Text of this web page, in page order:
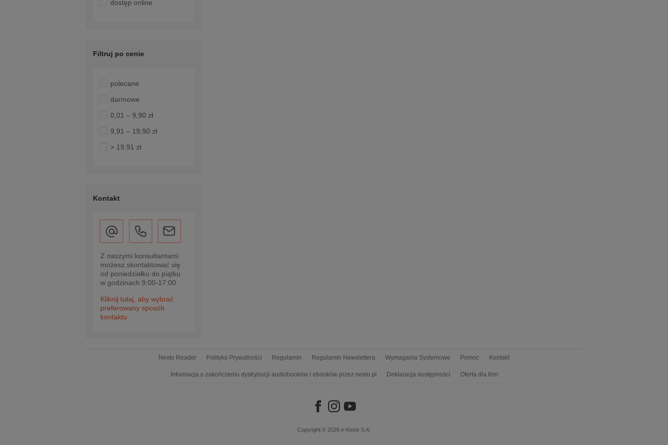
dostęp online
Filtruj po cenie
polecane
darmowe
0,01 – 9,90 zł
9,91 – 19,90 zł
> 19,91 zł
Kontakt
Z naszymi konsultantami
możesz skontaktować się
od poniedziałku do piątku
w godzinach 9:00-17:00.
Kliknij tutaj, aby wybrać
preferowany sposób
kontaktu
Nexto Reader Polityka Prywatności Regulamin Regulamin Newslettera Wymagania Systemowe Pomoc Kontakt
Informacja o zakończeniu dystrybucji audiobooków i ebooków przez nexto.pl Deklaracja dostępności Oferta dla firm
Copyright © 2026 e-Kiosk S.A.